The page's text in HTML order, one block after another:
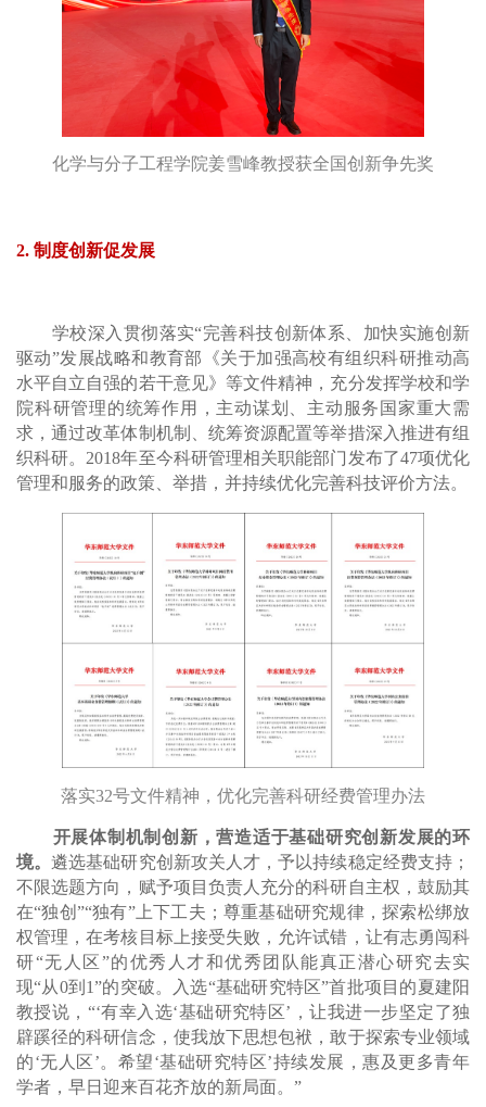
化学与分子工程学院姜雪峰教授获全国创新争先奖
2. 制度创新促发展
学校深入贯彻落实“完善科技创新体系、加快实施创新
驱动”发展战略和教育部《关于加强高校有组织科研推动高
水平自立自强的若干意见》等文件精神，充分发挥学校和学
院科研管理的统筹作用，主动谋划、主动服务国家重大需
求，通过改革体制机制、统筹资源配置等举措深入推进有组
织科研。2018年至今科研管理相关职能部门发布了47项优化
管理和服务的政策、举措，并持续优化完善科技评价方法。
落实32号文件精神，优化完善科研经费管理办法
开展体制机制创新，营造适于基础研究创新发展的环
境。遴选基础研究创新攻关人才，予以持续稳定经费支持；
不限选题方向，赋予项目负责人充分的科研自主权，鼓励其
在“独创”“独有”上下工夫；尊重基础研究规律，探索松绑放
权管理，在考核目标上接受失败，允许试错，让有志勇闯科
研“无人区”的优秀人才和优秀团队能真正潜心研究去实
现“从0到1”的突破。入选“基础研究特区”首批项目的夏建阳
教授说，“‘有幸入选‘基础研究特区’，让我进一步坚定了独
辟蹊径的科研信念，使我放下思想包袱，敢于探索专业领域
的‘无人区’。希望‘基础研究特区’持续发展，惠及更多青年
学者，早日迎来百花齐放的新局面。 ”